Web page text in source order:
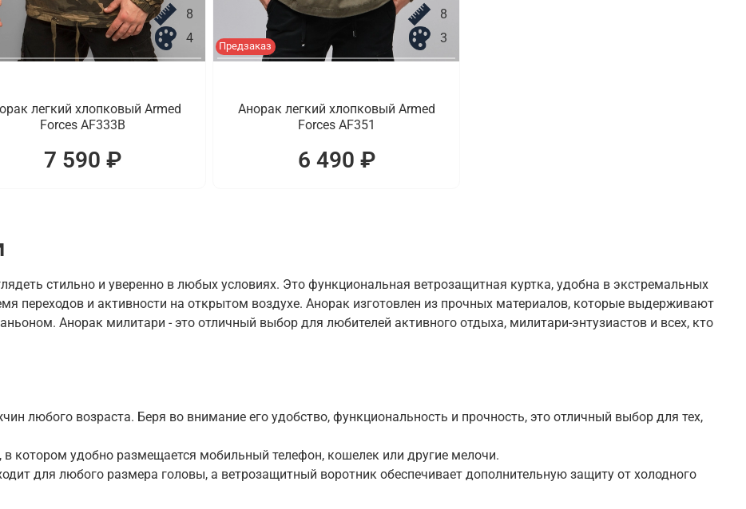
8
4
легкий хлопковый Armed
Forces AF333B
7 590 ₽
Предзаказ
8
3
Анорак легкий хлопковый Armed
Forces AF351
6 490 ₽
стильно и уверенно в любых условиях. Это функциональная ветрозащитная куртка, удобна в экстремальных
переходов и активности на открытом воздухе. Анорак изготовлен из прочных материалов, которые выдерживают
Анорак милитари - это отличный выбор для любителей активного отдыха, милитари-энтузиастов и всех, кто
любого возраста. Беря во внимание его удобство, функциональность и прочность, это отличный выбор для тех,
котором удобно размещается мобильный телефон, кошелек или другие мелочи.
для любого размера головы, а ветрозащитный воротник обеспечивает дополнительную защиту от холодного